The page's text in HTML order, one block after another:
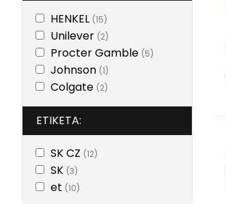
HENKEL (15)
Unilever (2)
Procter Gamble (5)
Johnson (1)
Colgate (2)
ETIKETA:
SK CZ (12)
SK (3)
et (10)